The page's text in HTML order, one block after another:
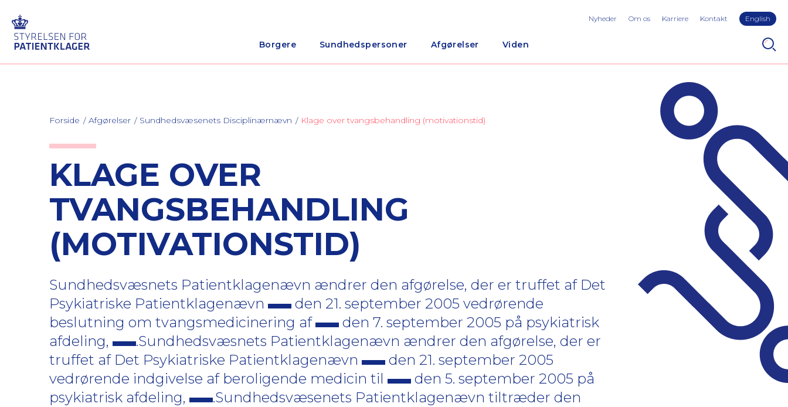
Borgere Sundhedspersoner Afgørelser Viden
Nyheder Om os Karriere Kontakt English
Forside Afgørelser Sundhedsvæsenets Disciplinærnævn Klage over tvangsbehandling (motivationstid)
KLAGE OVER
TVANGSBEHANDLING
(MOTIVATIONSTID)
Sundhedsvæsnets Patientklagenævn ændrer den afgørelse, der er truffet af Det
Psykiatriske Patientklagenævn
den 21. september 2005 vedrørende
beslutning om tvangsmedicinering af
den 7. september 2005 på psykiatrisk
afdeling,
.Sundhedsvæsnets Patientklagenævn ændrer den afgørelse, der er
truffet af Det Psykiatriske Patientklagenævn
den 21. september 2005
vedrørende indgivelse af beroligende medicin til
den 5. september 2005 på
psykiatrisk afdeling,
.Sundhedsvæsenets Patientklagenævn tiltræder den